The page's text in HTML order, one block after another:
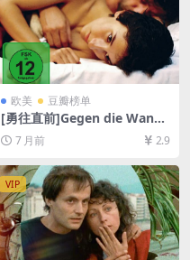
欧美 豆瓣榜单
[勇往直前]Gegen die Wand
(2004)[百度网盘+夸克网盘10
80P超清未删减资源][网盘在
线播放/下载][MP4/8GB][中英
字幕]
7 月前 2.9
VIP